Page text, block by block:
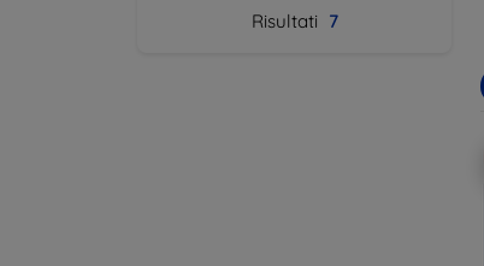
Risultati 7